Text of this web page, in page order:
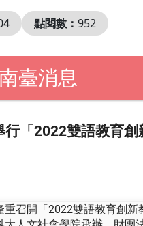
點閱數： 952